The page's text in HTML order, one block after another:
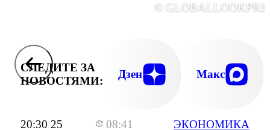
20:30 25
08:41
ЭКОНОМИКА
©
СЛЕДИТЕ ЗА
НОВОСТЯМИ:
Дзен Макс